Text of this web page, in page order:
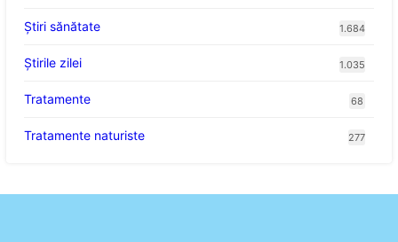
Ştiri sănătate 1.684
Știrile zilei 1.035
Tratamente 68
Tratamente naturiste 277